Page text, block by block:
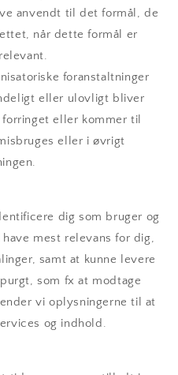
anvendt til det formål, de
når dette formål er
foranstaltninger
eller ulovligt bliver
eller kommer til
eller i øvrigt
dig som bruger og
mest relevans for dig,
samt at kunne levere
som fx at modtage
vi oplysningerne til at
og indhold.